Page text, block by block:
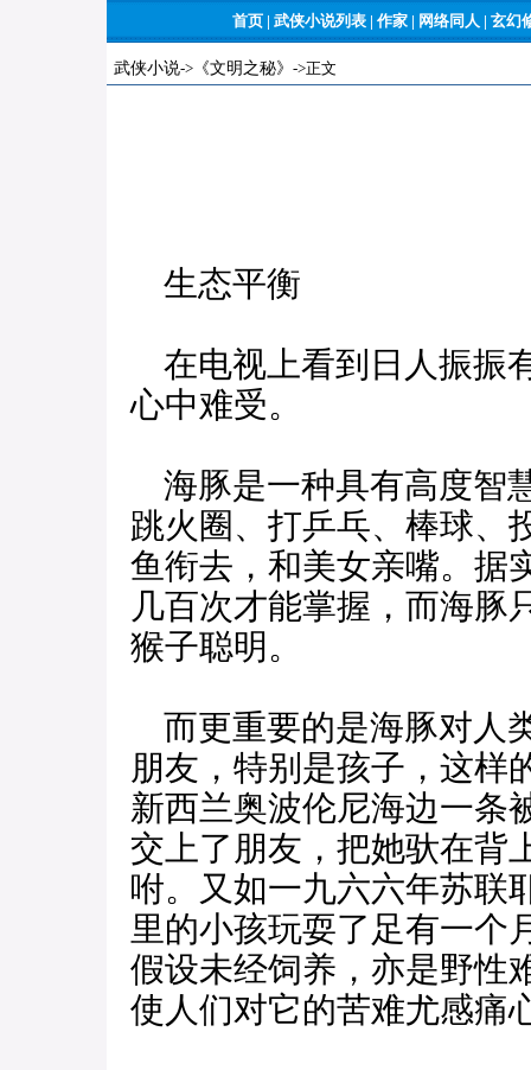
首页 | 武侠小说列表 | 作家 | 网络同人 | 玄幻
武侠小说-> 《文明之秘》 ->正文
生态平衡
在电视上看到日人振振
心中难受。
海豚是一种具有高度智
跳火圈、打乒乓、棒球、
鱼衔去，和美女亲嘴。据
几百次才能掌握，而海豚
猴子聪明。
而更重要的是海豚对人
朋友，特别是孩子，这样
新西兰奥波伦尼海边一条
交上了朋友，把她驮在背
咐。又如一九六六年苏联
里的小孩玩耍了足有一个
假设未经饲养，亦是野性
使人们对它的苦难尤感痛